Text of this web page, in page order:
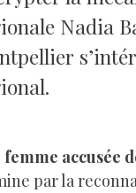
Nadia
femme accusée
par la